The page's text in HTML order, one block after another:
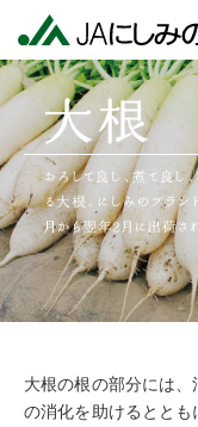
大根の根の部分には
の消化を助けるとと